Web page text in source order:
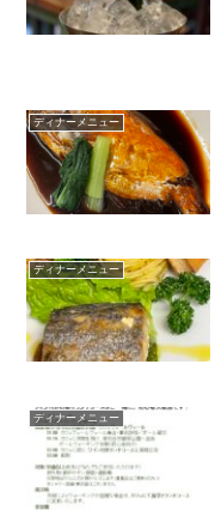
ディナーメニュー
ディナーメニュー
ディナーメニュー